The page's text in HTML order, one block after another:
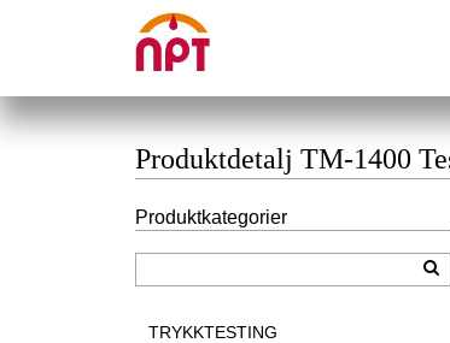
Produktdetalj TM-1400
Produktkategorier
TRYKKTESTING